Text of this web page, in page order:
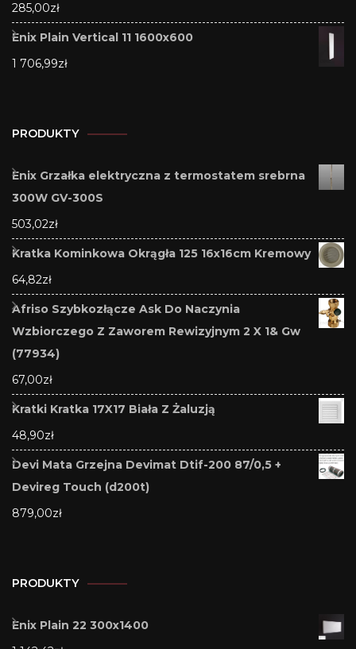
285,00zł
Enix Plain Vertical 11 1600x600
1 706,99zł
PRODUKTY
Enix Grzałka elektryczna z termostatem srebrna
300W GV-300S
503,02zł
Kratka Kominkowa Okrągła 125 16x16cm Kremowy
64,82zł
Afriso Szybkozłącze Ask Do Naczynia
Wzbiorczego Z Zaworem Rewizyjnym 2 X 1& Gw
(77934)
67,00zł
Kratki Kratka 17X17 Biała Z Żaluzją
48,90zł
Devi Mata Grzejna Devimat Dtif-200 87/0,5 +
Devireg Touch (d200t)
879,00zł
PRODUKTY
Enix Plain 22 300x1400